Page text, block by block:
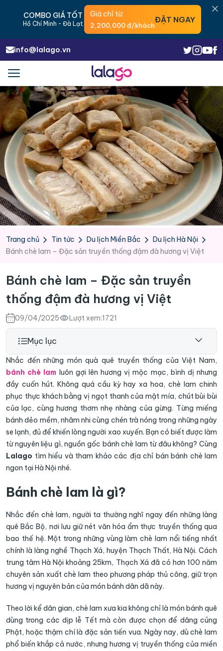
COMBO GIÁ TỐT
Hồ Chí Minh - Đà Lạt
Giá chỉ từ:
2,200,000 đ/khách
ĐẶT NGAY
info@lalago.vn
Menu
Trigger
Trang chủ Tin tức Du lịch Miền Bắc
Du lịch Hà Nội
Bánh chè lam – Đặc sản truyền thống đậm đà hương vị Việt
Bánh chè lam – Đặc sản truyền
thống đậm đà hương vị Việt
09/04/2025 Lượt xem:1721
Mục lục
Nhắc đến những món quà quê truyền thống của Việt Nam,
bánh chè lam luôn gợi lên hương vị mộc mạc, bình dị nhưng
đầy cuốn hút. Không quá cầu kỳ hay xa hoa, chè lam chinh
phục thực khách bằng vị ngọt thanh của mật mía, chút bùi bùi
của lạc, cùng hương thơm nhẹ nhàng của gừng. Từng miếng
bánh dẻo mềm, nhâm nhi cùng chén trà nóng trong những ngày
se lạnh, đủ để khiến lòng người xao xuyến. Bạn có biết được làm
từ nguyên liệu gì, nguồn gốc bánh chè lam từ đâu không? Cùng
Lalago tìm hiểu và tham khảo các địa chỉ bán bánh chè lam
ngon tại Hà Nội nhé.
Bánh chè lam là gì?
Nhắc đến chè lam, người ta thường nghĩ ngay đến những làng
quê Bắc Bộ, nơi lưu giữ nét văn hóa ẩm thực truyền thống qua
bao thế hệ. Một trong những vùng làm chè lam nổi tiếng nhất
chính là làng nghề Thạch Xá, huyện Thạch Thất, Hà Nội. Cách
trung tâm Hà Nội khoảng 25km, Thạch Xá đã có hơn 100 năm
chuyên sản xuất chè lam theo phương pháp thủ công, giữ trọn
hương vị nguyên bản của món bánh dân dã này.
Theo lời kể dân gian, chè lam xưa kia không chỉ là món bánh quê
dùng trong các dịp lễ Tết mà còn được chọn để dâng cúng
Phật, hoặc thậm chí là đặc sản tiến vua. Ngày nay, dù chè lam
phổ biến khắp cả nước, nhưng hương vị truyền thống của miền